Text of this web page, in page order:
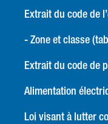
Extrait du code de
- Zone et classe
Extrait du code de
Alimentation
Loi visant à lutter